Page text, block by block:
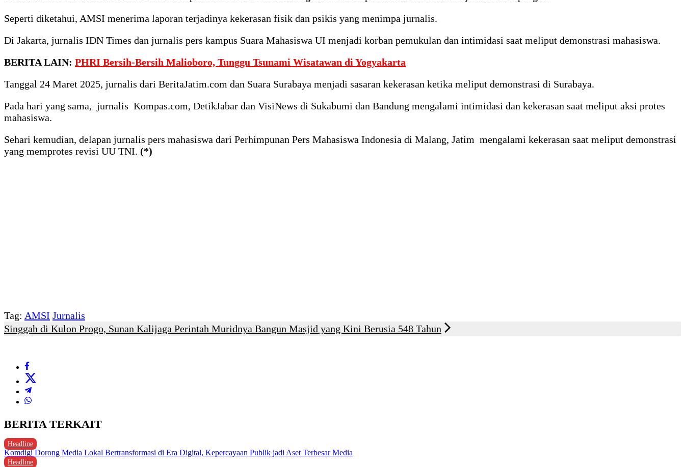
Seperti diketahui, AMSI menerima laporan terjadinya kekerasan fisik dan psikis yang menimpa jurnalis.
Di Jakarta, jurnalis IDN Times dan jurnalis pers kampus Suara Mahasiswa UI menjadi korban pemukulan dan intimidasi saat meliput demonstrasi mahasiswa.
BERITA LAIN: PHRI Bersih-Bersih Malioboro, Tunggu Tsunami Wisatawan di Yogyakarta
Tanggal 24 Maret 2025, jurnalis dari BeritaJatim.com dan Suara Surabaya menjadi sasaran kekerasan ketika meliput demonstrasi di Surabaya.
Pada hari yang sama, jurnalis Kompas.com, DetikJabar dan VisiNews di Sukabumi dan Bandung mengalami intimidasi dan kekerasan saat meliput aksi protes
mahasiswa.
Sehari kemudian, delapan jurnalis pers mahasiswa dari Perhimpunan Pers Mahasiswa Indonesia di Malang, Jatim mengalami kekerasan saat meliput demonstrasi
yang memprotes revisi UU TNI. (*)
Tag: AMSI Jurnalis
Singgah di Kulon Progo, Sunan Kalijaga Perintah Muridnya Bangun Masjid yang Kini Berusia 548 Tahun
BERITA TERKAIT
Headline
Komdigi Dorong Media Lokal Bertransformasi di Era Digital, Kepercayaan Publik jadi Aset Terbesar Media
Headline